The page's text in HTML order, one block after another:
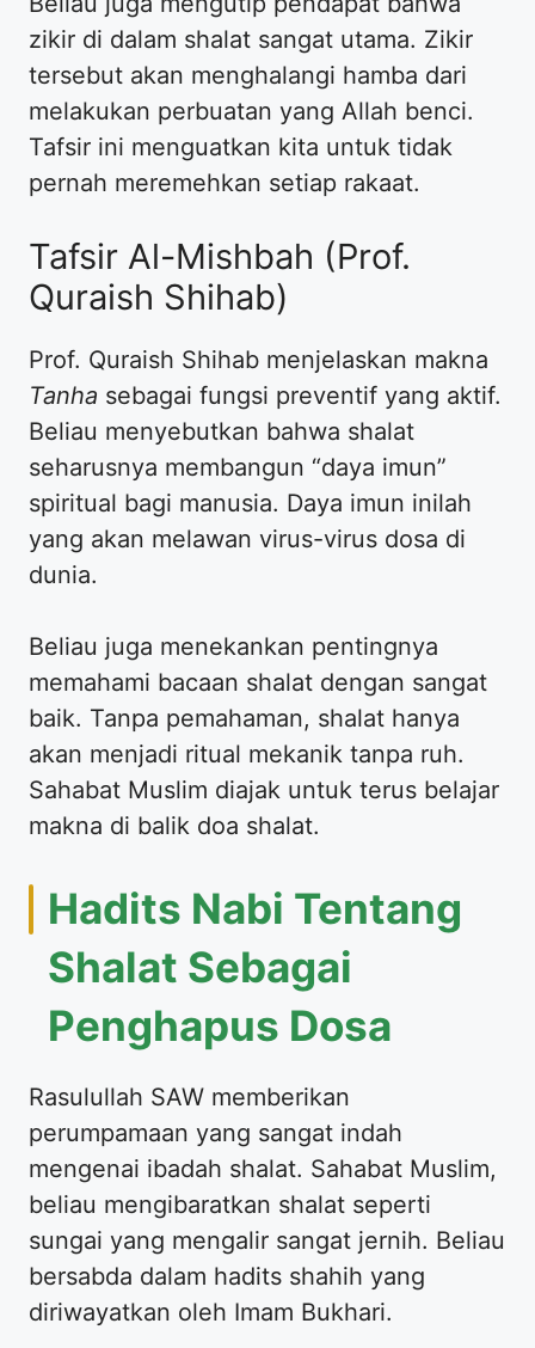
zikir di dalam shalat sangat utama. Zikir
tersebut akan menghalangi hamba dari
melakukan perbuatan yang Allah benci.
Tafsir ini menguatkan kita untuk tidak
pernah meremehkan setiap rakaat.
Tafsir Al-Mishbah (Prof.
Quraish Shihab)
Prof. Quraish Shihab menjelaskan makna
Tanha sebagai fungsi preventif yang aktif.
Beliau menyebutkan bahwa shalat
seharusnya membangun “daya imun”
spiritual bagi manusia. Daya imun inilah
yang akan melawan virus-virus dosa di
dunia.
Beliau juga menekankan pentingnya
memahami bacaan shalat dengan sangat
baik. Tanpa pemahaman, shalat hanya
akan menjadi ritual mekanik tanpa ruh.
Sahabat Muslim diajak untuk terus belajar
makna di balik doa shalat.
Hadits Nabi Tentang
Shalat Sebagai
Penghapus Dosa
Rasulullah SAW memberikan
perumpamaan yang sangat indah
mengenai ibadah shalat. Sahabat Muslim,
beliau mengibaratkan shalat seperti
sungai yang mengalir sangat jernih. Beliau
bersabda dalam hadits shahih yang
diriwayatkan oleh Imam Bukhari.